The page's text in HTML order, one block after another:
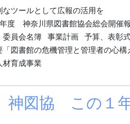
ツールとして広報の活用を
度 神奈川県図書館協会総会開催
員会名簿 事業計画 予算、表彰式
書館の危機管理と管理者の心構
育成事業
神図協 この１